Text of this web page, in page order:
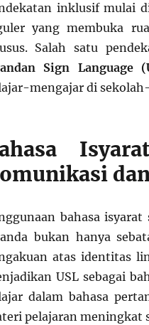
inklusif mulai
yang membuka
Salah satu
Sign Language
mengajar di
bahasa
bukan hanya
atas identitas
USL sebagai
dalam bahasa
pelajaran meningkat